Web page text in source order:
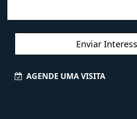
Enviar Interesse